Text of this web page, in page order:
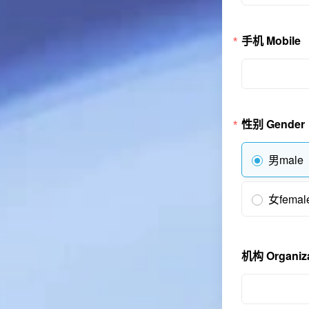
手机 Mobile
性别 Gender
男male
女
机构